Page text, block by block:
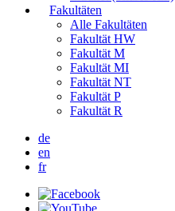
Fakultäten
Alle Fakultäten
Fakultät HW
Fakultät M
Fakultät MI
Fakultät NT
Fakultät P
Fakultät R
de
en
fr